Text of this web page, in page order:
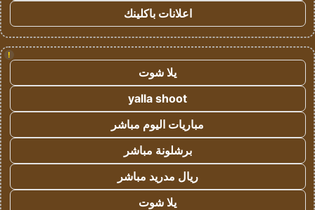
اعلانات باكلينك
!
يلا شوت
yalla shoot
مباريات اليوم مباشر
برشلونة مباشر
ريال مدريد مباشر
يلا شوت